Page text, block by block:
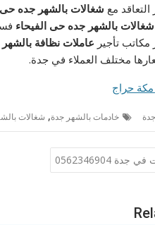
مع شغالات بالشهر جده
شغالات بالشهر جده حى الفيحاء
مكاتب تأجير عاملات نظافة
مختلف العملاء في جدة.
حراج
خادمات بالشهر جدة, شغالات
0562346904